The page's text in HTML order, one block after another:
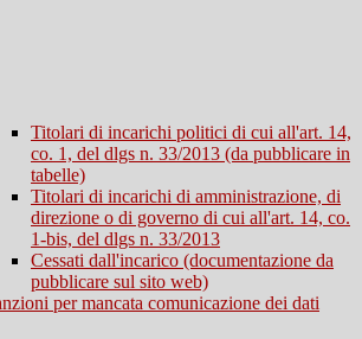
Titolari di incarichi politici di cui all'art. 14,
co. 1, del dlgs n. 33/2013 (da pubblicare in
tabelle)
Titolari di incarichi di amministrazione, di
direzione o di governo di cui all'art. 14, co.
1-bis, del dlgs n. 33/2013
Cessati dall'incarico (documentazione da
pubblicare sul sito web)
per mancata comunicazione dei dati